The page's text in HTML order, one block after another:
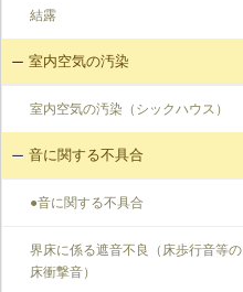
結露
室内空気の汚染
室内空気の汚染（シックハウス）
音に関する不具合
●音に関する不具合
界床に係る遮音不良（床歩行音等の
床衝撃音）